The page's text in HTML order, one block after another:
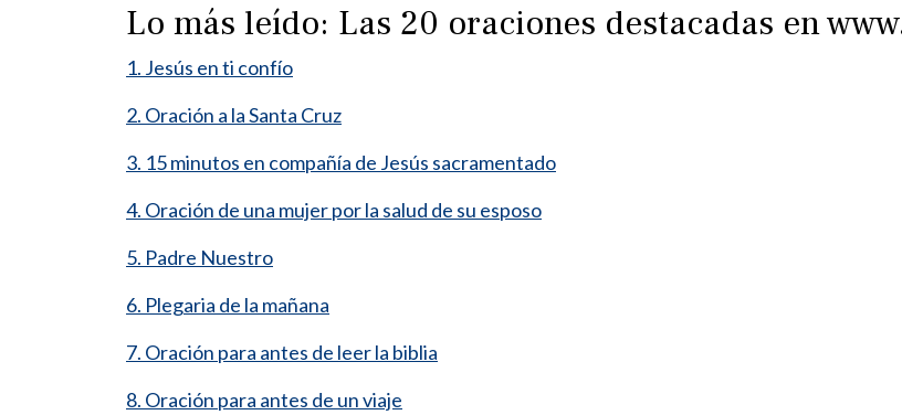
Lo más leído: Las 20 oraciones destacadas en
1. Jesús en ti confío
2. Oración a la Santa Cruz
3. 15 minutos en compañía de Jesús sacramentado
4. Oración de una mujer por la salud de su esposo
5. Padre Nuestro
6. Plegaria de la mañana
7. Oración para antes de leer la biblia
8. Oración para antes de un viaje